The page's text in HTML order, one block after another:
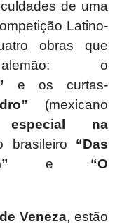
de uma
Latino-
obras que
alemão: o
e os curtas-
(mexicano
especial na
brasileiro “Das
e “O
Veneza, estão